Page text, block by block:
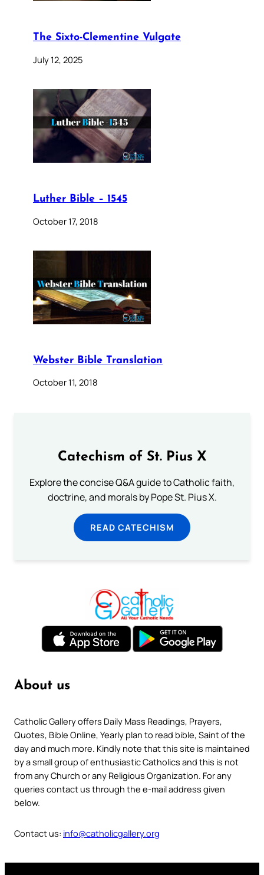
The Sixto-Clementine Vulgate
July 12, 2025
Luther Bible – 1545
October 17, 2018
Webster Bible Translation
October 11, 2018
Catechism of St. Pius X
Explore the concise Q&A guide to Catholic faith,
doctrine, and morals by Pope St. Pius X.
READ CATECHISM
About us
Catholic Gallery offers Daily Mass Readings, Prayers,
Quotes, Bible Online, Yearly plan to read bible, Saint of the
day and much more. Kindly note that this site is maintained
by a small group of enthusiastic Catholics and this is not
from any Church or any Religious Organization. For any
queries contact us through the e-mail address given
below.
Contact us: info@catholicgallery.org